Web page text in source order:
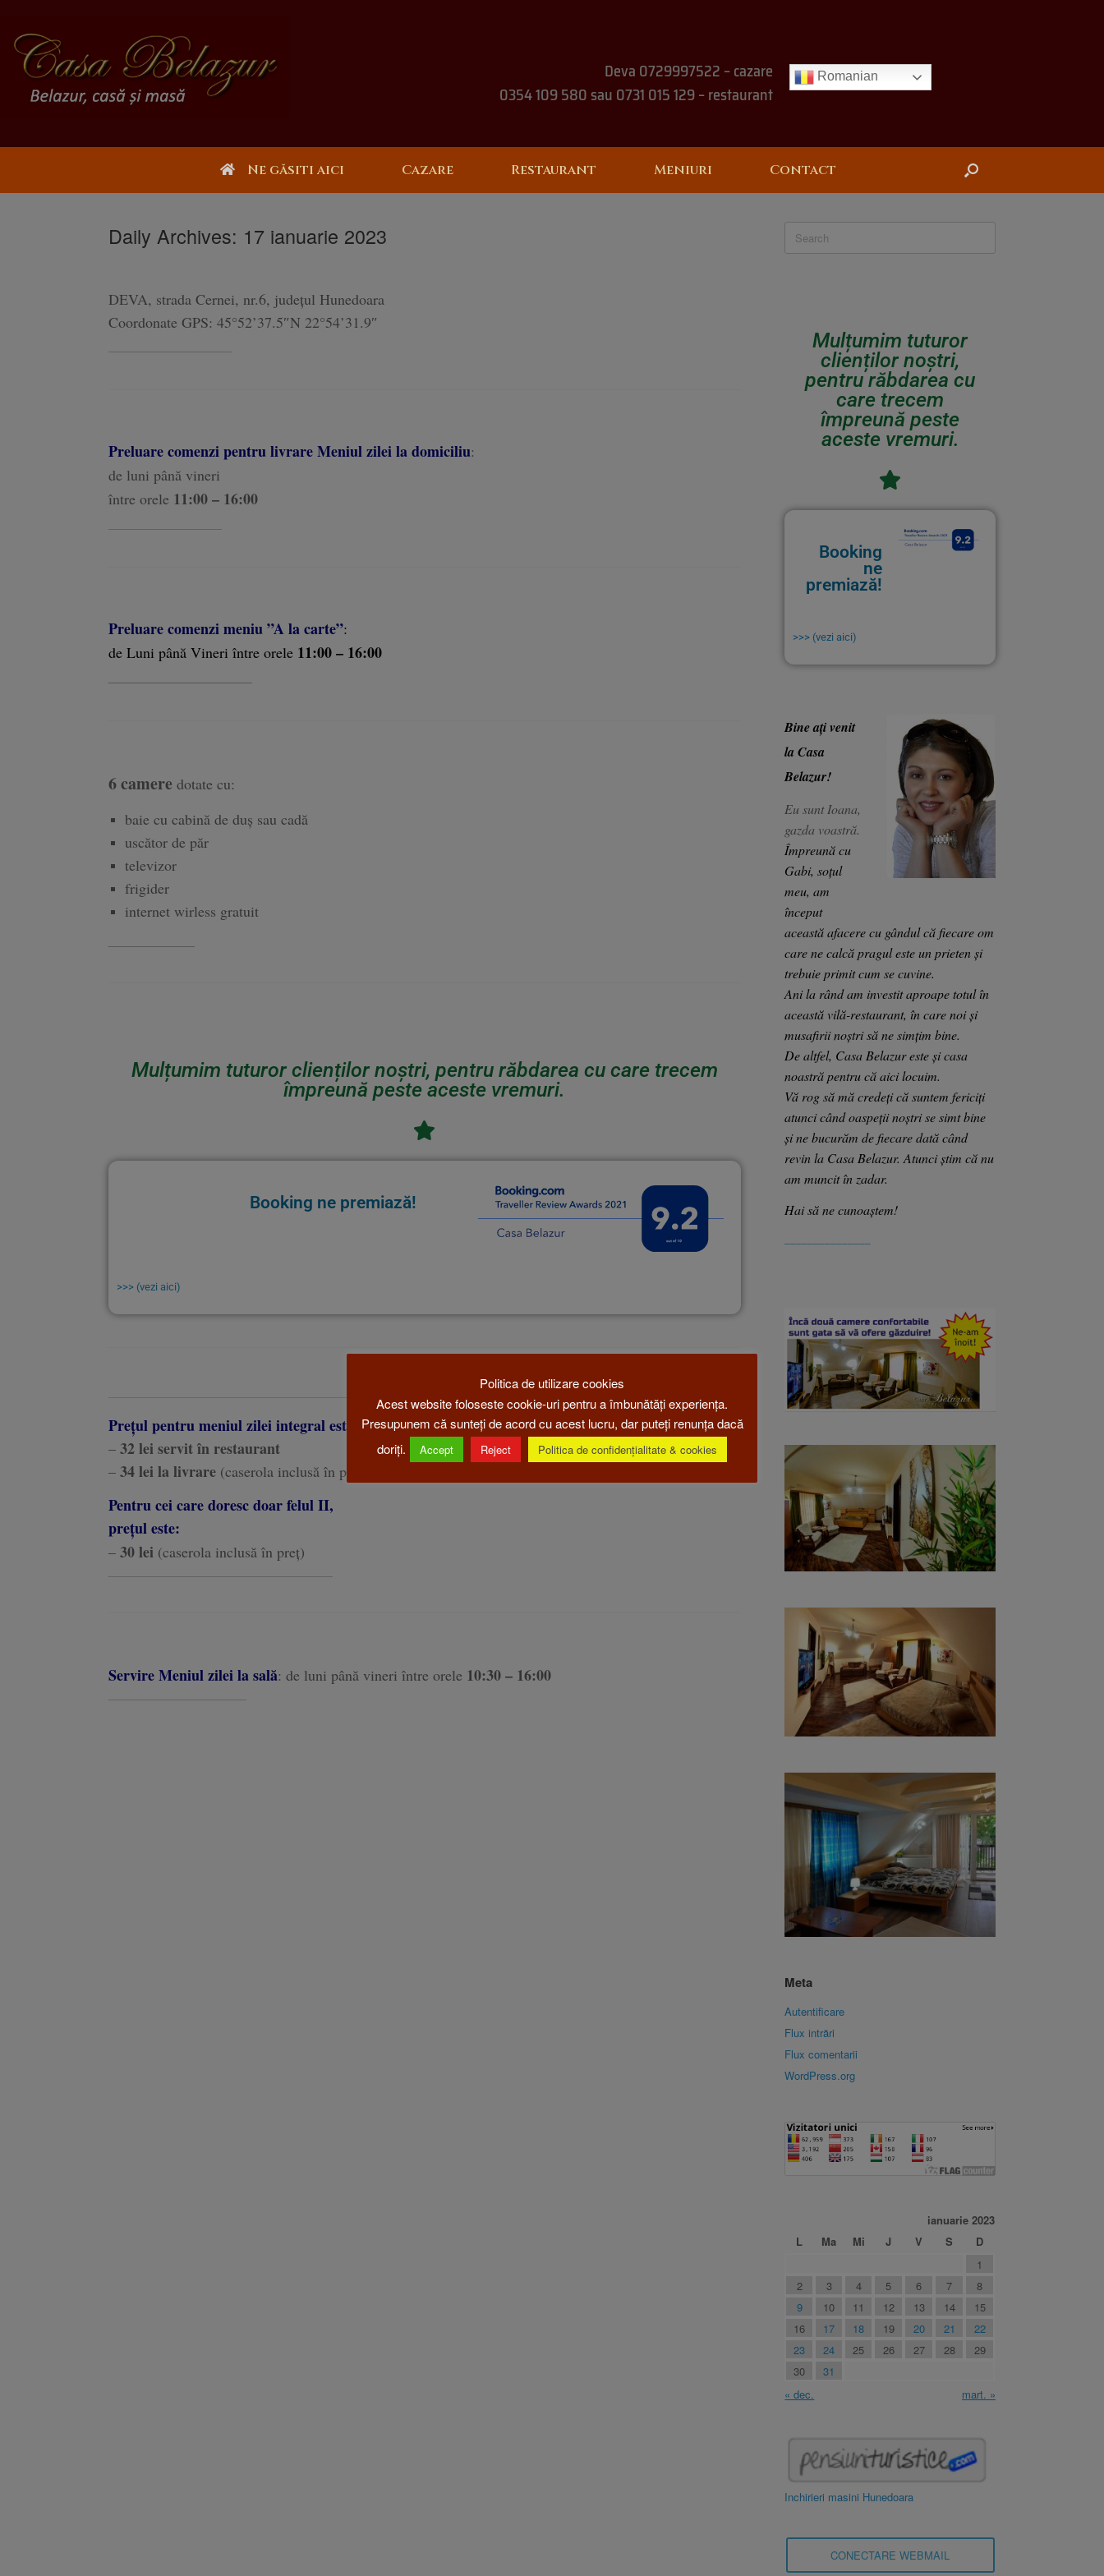
Deva 0729997522 – cazare
0354 109 580 sau 0731 015 129 – restaurant
Romanian
Ne găsiti aici Cazare Restaurant Meniuri Contact
Daily Archives: 17 ianuarie 2023
DEVA, strada Cernei, nr.6, județul Hunedoara
Coordonate GPS: 45°52’37.5″N 22°54’31.9″
Preluare comenzi pentru livrare Meniul zilei la domiciliu:
de luni până vineri
între orele 11:00 – 16:00
Preluare comenzi meniu ”A la carte”:
de Luni până Vineri între orele 11:00 – 16:00
6 camere dotate cu:
baie cu cabină de duș sau cadă
uscător de păr
televizor
frigider
internet wirless gratuit
Mulțumim tuturor clienților noștri, pentru răbdarea cu care trecem
împreună peste aceste vremuri.
Booking ne premiază!
>>> (vezi aici)
Prețul pentru meniul zilei integral este
– 32 lei servit în restaurant
– 34 lei la livrare (caserola inclusă în preț)
Pentru cei care doresc doar felul II,
prețul este:
– 30 lei (caserola inclusă în preț)
Servire Meniul zilei la sală: de luni până vineri între orele 10:30 – 16:00
Mulțumim tuturor
clienților noștri,
pentru răbdarea cu
care trecem
împreună peste
aceste vremuri.
Booking
ne
premiază!
>>> (vezi aici)
Bine ați venit
la Casa
Belazur!
Eu sunt Ioana,
gazda voastră.
Împreună cu
Gabi, soțul
meu, am
început
această afacere cu gândul că fiecare om
care ne calcă pragul este un prieten și
trebuie primit cum se cuvine.
Ani la rând am investit aproape totul în
această vilă-restaurant, în care noi și
musafirii noștri să ne simțim bine.
De altfel, Casa Belazur este și casa
noastră pentru că aici locuim.
Vă rog să mă credeți că suntem fericiți
atunci când oaspeții noștri se simt bine
și ne bucurăm de fiecare dată când
revin la Casa Belazur. Atunci știm că nu
am muncit în zadar.
Hai să ne cunoaștem!
Meta
Autentificare
Flux intrări
Flux comentarii
WordPress.org
ianuarie 2023
L
Ma Mi J V S
D
1
2
3 4 5 6 7
8
9
10 11 12 13 14
15
16
17 18 19 20 21
22
23
24 25 26 27 28
29
30
31
« dec.
mart. »
Inchirieri masini Hunedoara
CONECTARE WEBMAIL
Politica de utilizare cookies
Acest website foloseste cookie-uri pentru a îmbunătăți experiența.
Presupunem că sunteți de acord cu acest lucru, dar puteți renunța dacă
doriți.
Accept Reject Politica de confidențialitate & cookies